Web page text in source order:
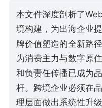
本文件深度剖析了
境构建，为出海企业
牌价值塑造的全新路
为消费主力与数字原
和负责任传播已成为
杆。跨境企业必须在
理层面做出系统性升